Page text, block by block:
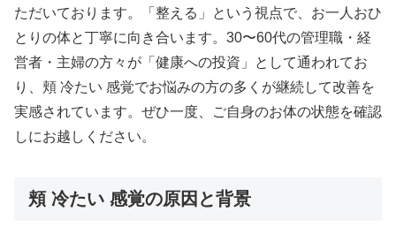
ただいております。「整える」という視点で、お一人おひ
とりの体と丁寧に向き合います。30〜60代の管理職・経
営者・主婦の方々が「健康への投資」として通われてお
り、頬 冷たい 感覚でお悩みの方の多くが継続して改善を
実感されています。ぜひ一度、ご自身のお体の状態を確認
しにお越しください。
頬 冷たい 感覚の原因と背景